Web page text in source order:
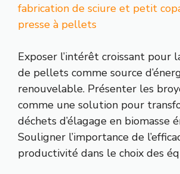
fabrication de sciure et petit
presse à pellets
Exposer l’intérêt croissant pour
de pellets comme source
renouvelable. Présenter les
comme une solution pour
déchets d’élagage en biomasse
Souligner l’importance de
productivité dans le choix des